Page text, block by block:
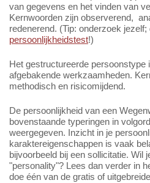
van gegevens en het vinden van
Kernwoorden zijn observerend,
redenerend. (Tip: onderzoek jezelf;
persoonlijkheidstest!)
Het gestructureerde persoonstype
afgebakende werkzaamheden.
methodisch en risicomijdend.
De persoonlijkheid van een
bovenstaande typeringen in
weergegeven. Inzicht in je
karaktereigenschappen is vaak
bijvoorbeeld bij een sollicitatie. Wil
"personality"? Lees dan verder in
doe één van de gratis of